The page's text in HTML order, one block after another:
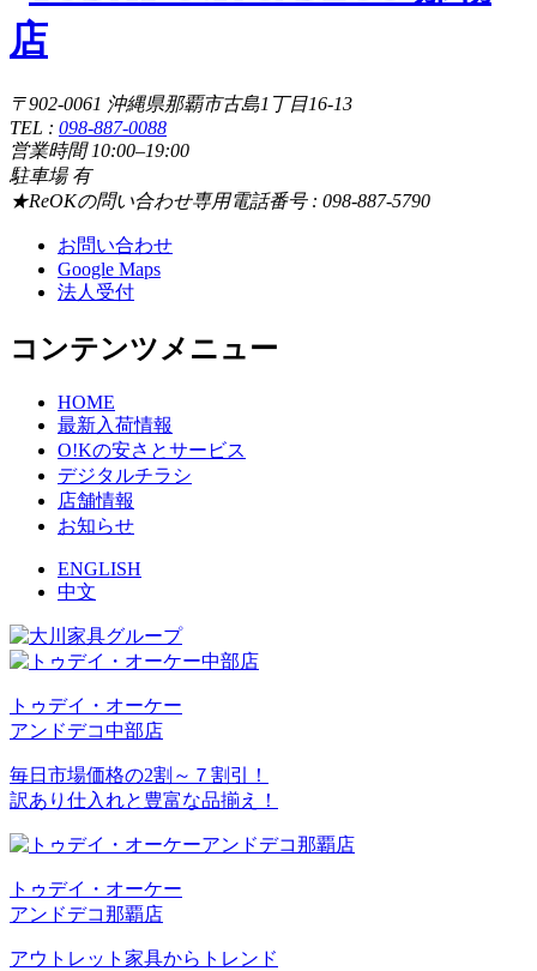
〒902-0061 沖縄県那覇市古島1丁目16-13
TEL : 098-887-0088
営業時間 10:00–19:00
駐車場 有
★ReOKの問い合わせ専用電話番号 : 098-887-5790
お問い合わせ
Google Maps
法人受付
コンテンツメニュー
HOME
最新入荷情報
O!Kの安さとサービス
デジタルチラシ
店舗情報
お知らせ
ENGLISH
中文
トゥデイ・オーケー
アンドデコ中部店
毎日市場価格の2割～７割引！
訳あり仕入れと豊富な品揃え！
トゥデイ・オーケー
アンドデコ那覇店
アウトレット家具からトレンド